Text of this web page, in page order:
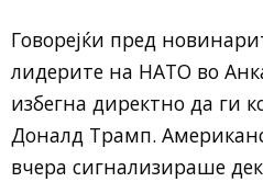
Говорејќи пред
лидерите на НАТО во
избегна директно да ги
Доналд Трамп.
вчера сигнализираше